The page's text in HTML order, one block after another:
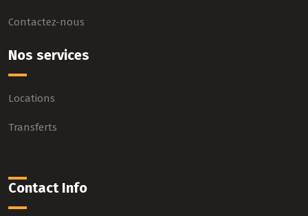
Contactez-nous
Nos services
Locations
Transferts
Contact Info